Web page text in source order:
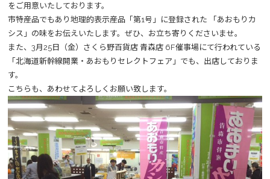
をご用意いたしております。
市特産品でもあり地理的表示産品「第1号」に登録された 「あおもりカ
シス」の味をお伝えいたします。ぜひ、お立ち寄りくださいませ。
また、3月25日（金）さくら野百貨店 青森店 6F催事場にて行われている
「北海道新幹線開業・あおもりセレクトフェア」でも、出店しておりま
す。
こちらも、あわせてよろしくお願い致します。